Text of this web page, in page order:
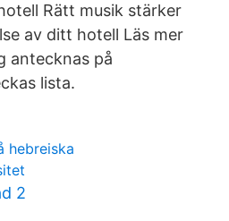
Rätt musik stärker
av ditt hotell Läs mer
antecknas på
lista.
hebreiska
2